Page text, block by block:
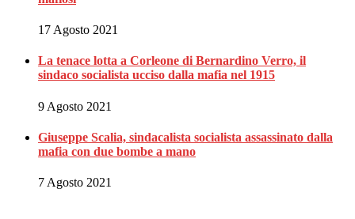
17 Agosto 2021
La tenace lotta a Corleone di Bernardino Verro, il
sindaco socialista ucciso dalla mafia nel 1915
9 Agosto 2021
Giuseppe Scalia, sindacalista socialista assassinato dalla
mafia con due bombe a mano
7 Agosto 2021